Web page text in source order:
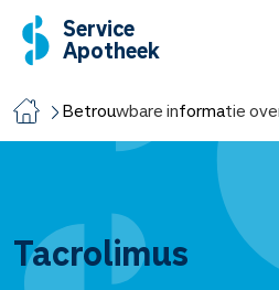
Service
Apotheek
Betrouwbare informatie
Tacrolimus